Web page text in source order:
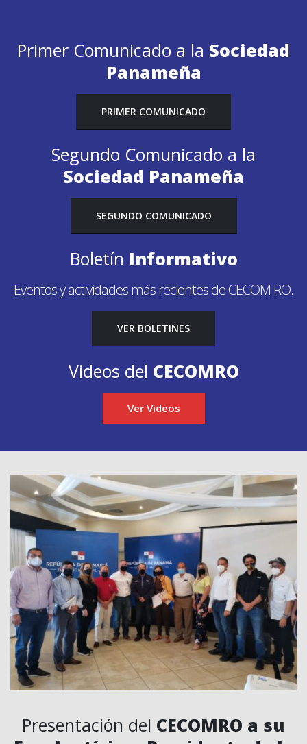
Primer Comunicado a la Sociedad
Panameña
PRIMER COMUNICADO
Segundo Comunicado a la
Sociedad Panameña
SEGUNDO COMUNICADO
Boletín Informativo
Eventos y actividades más recientes de CECOM RO.
VER BOLETINES
Videos del CECOMRO
Ver Videos
Presentación del CECOMRO a su